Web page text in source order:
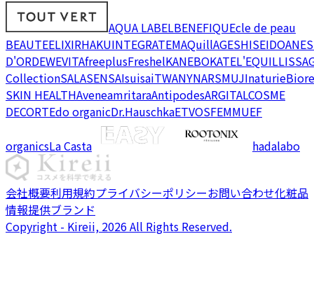
AQUA LABELBENEFIQUEcle de peau
BEAUTEELIXIRHAKUINTEGRATEMAQuillAGESHISEIDO
D'ORDEWEVITAfreeplusFreshelKANEBOKATEL'EQUIL
CollectionSALASENSAIsuisaiTWANYNARSMUJInaturieBiore
SKIN HEALTHAveneamritaraAntipodesARGITALCOSME
DECORTEdo organicDr.HauschkaETVOSFEMMUEF
organicsLa Casta hadalabo
会社概要利用規約プライバシーポリシーお問い合わせ化粧品
情報提供ブランド
Copyright - Kireii, 2026 All Rights Reserved.